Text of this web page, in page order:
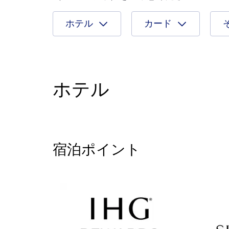
ホテル カード
ホテル
宿泊ポイント